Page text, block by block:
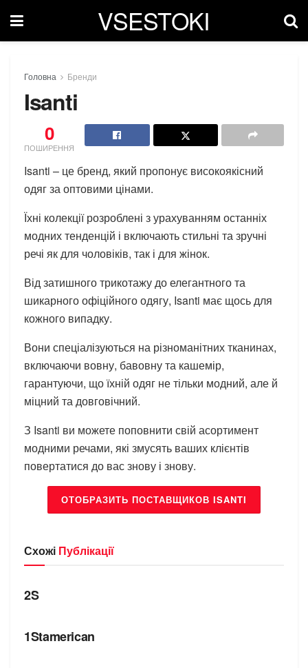
VSESTOKI
Головна Бренди
Isanti
0
ПОШИРЕННЯ
Isanti – це бренд, який пропонує високоякісний
одяг за оптовими цінами.
Їхні колекції розроблені з урахуванням останніх
модних тенденцій і включають стильні та зручні
речі як для чоловіків, так і для жінок.
Від затишного трикотажу до елегантного та
шикарного офіційного одягу, Isanti має щось для
кожного випадку.
Вони спеціалізуються на різноманітних тканинах,
включаючи вовну, бавовну та кашемір,
гарантуючи, що їхній одяг не тільки модний, але й
міцний та довговічний.
З Isanti ви можете поповнити свій асортимент
модними речами, які змусять ваших клієнтів
повертатися до вас знову і знову.
ОТОБРАЗИТЬ ПОСТАВЩИКОВ ISANTI
Схожі Публікації
БРЕНДИ
2S
1Stamerican